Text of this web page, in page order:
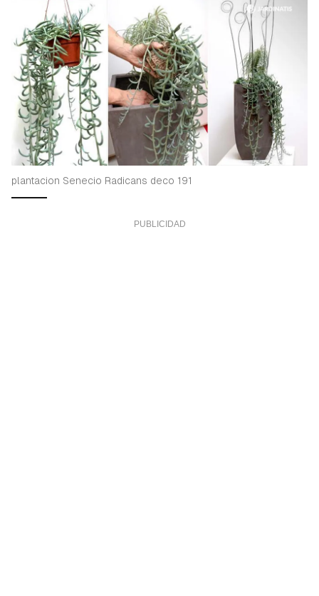
plantacion Senecio Radicans deco 191